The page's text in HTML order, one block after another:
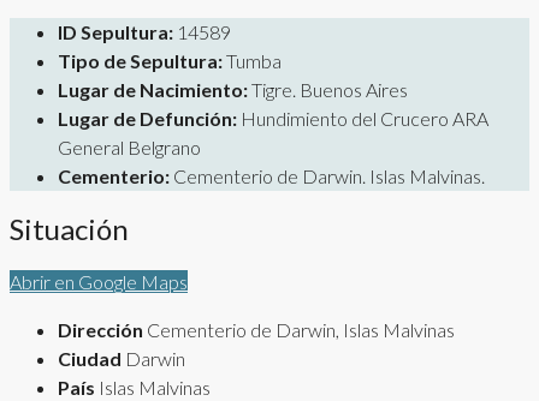
ID Sepultura: 14589
Tipo de Sepultura:Tumba
Lugar de Nacimiento:Tigre. Buenos Aires
Lugar de Defunción: Hundimiento del Crucero ARA
General Belgrano
Cementerio: Cementerio de Darwin. Islas Malvinas.
Situación
Abrir en Google Maps
Dirección Cementerio de Darwin, Islas Malvinas
Ciudad Darwin
País Islas Malvinas